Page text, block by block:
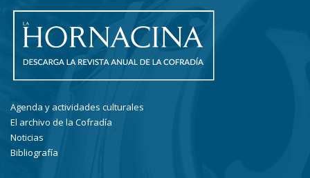
Agenda y actividades culturales
El archivo de la Cofradía
Noticias
Bibliografía